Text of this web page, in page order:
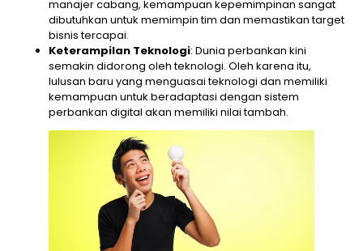
manajer cabang, kemampuan kepemimpinan sangat
dibutuhkan untuk memimpin tim dan memastikan target
bisnis tercapai.
Keterampilan Teknologi: Dunia perbankan kini
semakin didorong oleh teknologi. Oleh karena itu,
lulusan baru yang menguasai teknologi dan memiliki
kemampuan untuk beradaptasi dengan sistem
perbankan digital akan memiliki nilai tambah.